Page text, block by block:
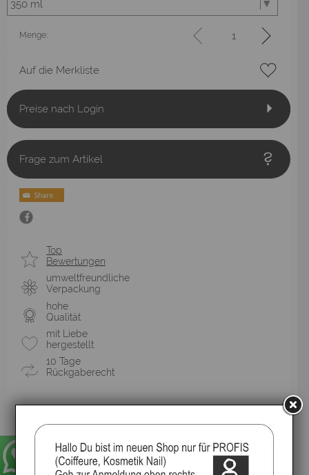
Menge:
Auf die Merkliste
Preise nach Login
Frage zum Artikel
Top
Bewertungen
umweltfreundliche
Verpackung
hohe
Qualität
mit Liebe
hergestellt
10 Tage
Rückgaberecht
ideal für gefärbtes Haar in dunklen Tönen
entwirrt, nährt und hydratisiert das Haar
die stark konzentrierte Formel lässt das Haar
außerordentlich weich und glänzend werden